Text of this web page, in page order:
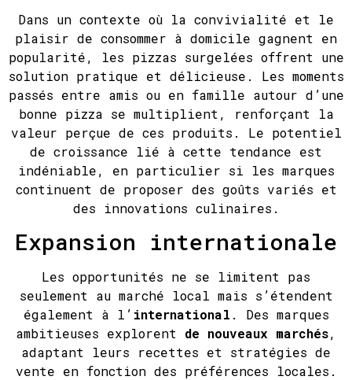
Dans un contexte où la convivialité et le
plaisir de consommer à domicile gagnent en
popularité, les pizzas surgelées offrent une
solution pratique et délicieuse. Les moments
passés entre amis ou en famille autour d’une
bonne pizza se multiplient, renforçant la
valeur perçue de ces produits. Le potentiel
de croissance lié à cette tendance est
indéniable, en particulier si les marques
continuent de proposer des goûts variés et
des innovations culinaires.
Expansion internationale
Les opportunités ne se limitent pas
seulement au marché local mais s’étendent
également à l’ international . Des marques
ambitieuses explorent de nouveaux marchés,
adaptant leurs recettes et stratégies de
vente en fonction des préférences locales.